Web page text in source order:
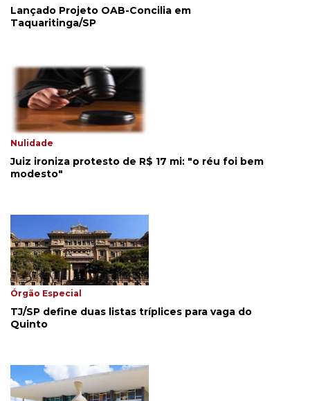
Lançado Projeto OAB-Concilia em
Taquaritinga/SP
Nulidade
Juiz ironiza protesto de R$ 17 mi: "o réu foi bem
modesto"
Órgão Especial
TJ/SP define duas listas tríplices para vaga do
Quinto